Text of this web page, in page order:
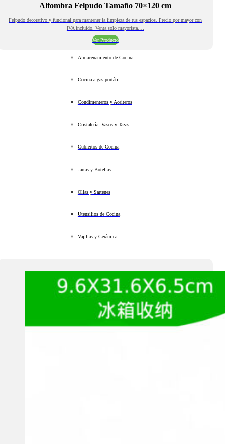
Alfombra Felpudo Tamaño 70×120 cm
Felpudo decorativo y funcional para mantener la limpieza de tus espacios. Precio por mayor con
IVA incluido. Venta solo mayorista.…
Ver Producto
Almacenamiento de Cocina
Cocina a gas portátil
Condimenteros y Aceiteros
Cristalería, Vasos y Tazas
Cubiertos de Cocina
Jarras y Botellas
Ollas y Sartenes
Utensilios de Cocina
Vajillas y Cerámica